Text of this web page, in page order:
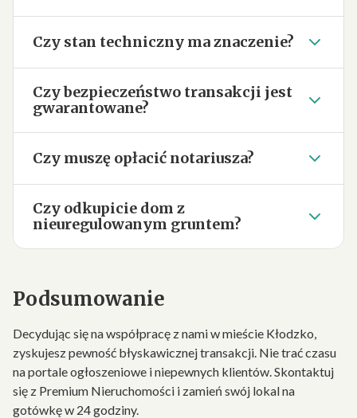
Czy stan techniczny ma znaczenie?
Czy bezpieczeństwo transakcji jest
gwarantowane?
Czy muszę opłacić notariusza?
Czy odkupicie dom z
nieuregulowanym gruntem?
Podsumowanie
Decydując się na współpracę z nami w mieście Kłodzko,
zyskujesz pewność błyskawicznej transakcji. Nie trać czasu
na portale ogłoszeniowe i niepewnych klientów. Skontaktuj
się z Premium Nieruchomości i zamień swój lokal na
gotówkę w 24 godziny.